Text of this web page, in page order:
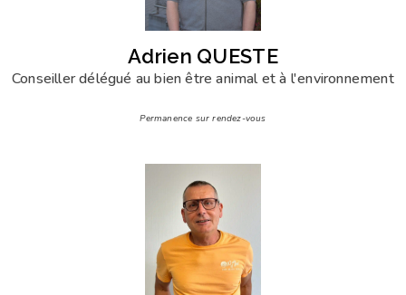
Adrien QUESTE
Conseiller délégué au bien être animal et à l'environnement
Permanence sur rendez-vous